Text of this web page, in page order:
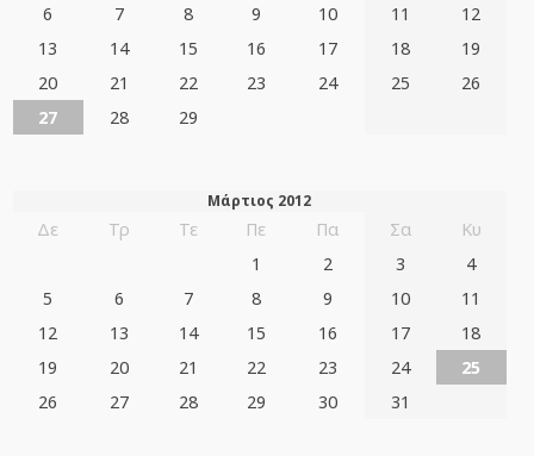
6
7 8 9 10 11
12
13
14 15 16 17 18
19
20
21 22 23 24 25
26
27
28 29
Μάρτιος 2012
Δε Τρ Τε Πε Πα Σα
Κυ
1
2 3
4
5
6 7 8 9 10
11
12
13 14 15 16 17
18
19
20 21 22 23 24
25
26
27 28 29 30 31